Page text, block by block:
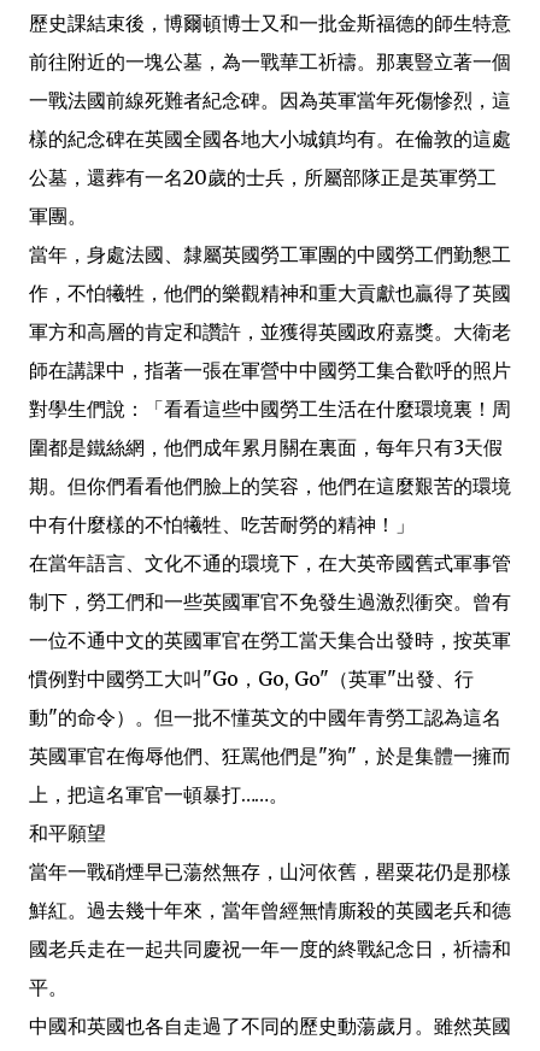
歷史課結束後，博爾頓博士又和一批金斯福德的師生特意
前往附近的一塊公墓，為一戰華工祈禱。那裏豎立著一個
一戰法國前線死難者紀念碑。因為英軍當年死傷慘烈，這
樣的紀念碑在英國全國各地大小城鎮均有。在倫敦的這處
公墓，還葬有一名20歲的士兵，所屬部隊正是英軍勞工
軍團。
當年，身處法國、隸屬英國勞工軍團的中國勞工們勤懇工
作，不怕犧牲，他們的樂觀精神和重大貢獻也贏得了英國
軍方和高層的肯定和讚許，並獲得英國政府嘉獎。大衛老
師在講課中，指著一張在軍營中中國勞工集合歡呼的照片
對學生們說：「看看這些中國勞工生活在什麼環境裏！周
圍都是鐵絲網，他們成年累月關在裏面，每年只有3天假
期。但你們看看他們臉上的笑容，他們在這麼艱苦的環境
中有什麼樣的不怕犧牲、吃苦耐勞的精神！」
在當年語言、文化不通的環境下，在大英帝國舊式軍事管
制下，勞工們和一些英國軍官不免發生過激烈衝突。曾有
一位不通中文的英國軍官在勞工當天集合出發時，按英軍
慣例對中國勞工大叫"Go，Go, Go"（英軍"出發、行
動"的命令）。但一批不懂英文的中國年青勞工認為這名
英國軍官在侮辱他們、狂罵他們是"狗"，於是集體一擁而
上，把這名軍官一頓暴打……。
和平願望
當年一戰硝煙早已蕩然無存，山河依舊，罌粟花仍是那樣
鮮紅。過去幾十年來，當年曾經無情廝殺的英國老兵和德
國老兵走在一起共同慶祝一年一度的終戰紀念日，祈禱和
平。
中國和英國也各自走過了不同的歷史動蕩歲月。雖然英國